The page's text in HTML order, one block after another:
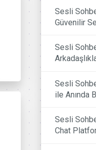
Sesli
Güvenilir
Sesli
Sesli
ile Anında
Sesli
Chat